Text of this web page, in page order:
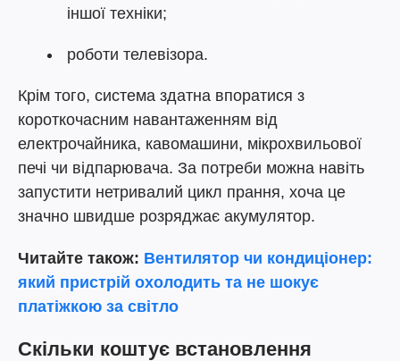
іншої техніки;
роботи телевізора.
Крім того, система здатна впоратися з
короткочасним навантаженням від
електрочайника, кавомашини, мікрохвильової
печі чи відпарювача. За потреби можна навіть
запустити нетривалий цикл прання, хоча це
значно швидше розряджає акумулятор.
Читайте також: Вентилятор чи кондиціонер:
який пристрій охолодить та не шокує
платіжкою за світло
Скільки коштує встановлення